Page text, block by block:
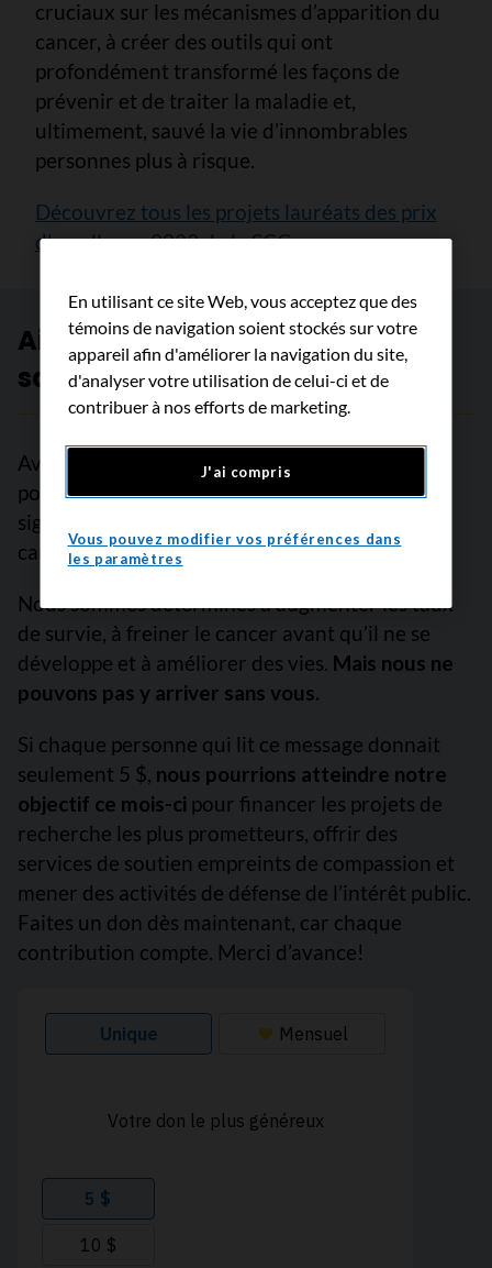
cruciaux sur les mécanismes d’apparition du
cancer, à créer des outils qui ont
profondément transformé les façons de
prévenir et de traiter la maladie et,
ultimement, sauvé la vie d’innombrables
personnes plus à risque.
Découvrez tous les projets lauréats des prix
d’excellence 2023 de la SCC
Aidez-nous à créer un avenir
sans cancer
Avec le soutien de lecteurs comme vous, nous
pouvons continuer à faire une différence
significative pour les personnes atteintes de
cancer.
Nous sommes déterminés à augmenter les taux
de survie, à freiner le cancer avant qu’il ne se
développe et à améliorer des vies. Mais nous ne
pouvons pas y arriver sans vous.
Si chaque personne qui lit ce message donnait
seulement 5 $, nous pourrions atteindre notre
objectif ce mois-ci pour financer les projets de
recherche les plus prometteurs, offrir des
services de soutien empreints de compassion et
mener des activités de défense de l’intérêt public.
Faites un don dès maintenant, car chaque
contribution compte. Merci d’avance!
En utilisant ce site Web, vous acceptez que des
témoins de navigation soient stockés sur votre
appareil afin d'améliorer la navigation du site,
d'analyser votre utilisation de celui-ci et de
contribuer à nos efforts de marketing.
J'ai compris
Vous pouvez modifier vos préférences dans
les paramètres